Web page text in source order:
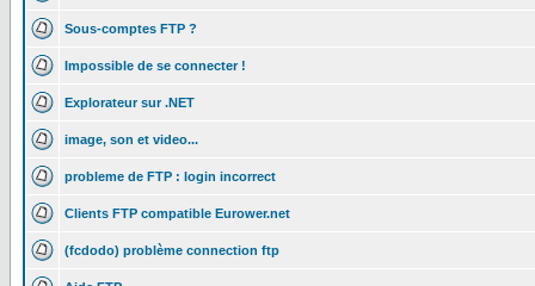
Sous-comptes FTP ?
Impossible de se connecter !
Explorateur sur .NET
image, son et video...
probleme de FTP : login incorrect
Clients FTP compatible Eurower.net
(fcdodo) problème connection ftp